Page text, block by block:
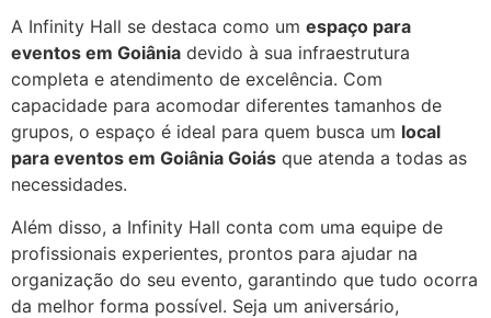
A Infinity Hall se destaca como um espaço para
eventos em Goiânia devido à sua infraestrutura
completa e atendimento de excelência. Com
capacidade para acomodar diferentes tamanhos de
grupos, o espaço é ideal para quem busca um local
para eventos em Goiânia Goiás que atenda a todas as
necessidades.
Além disso, a Infinity Hall conta com uma equipe de
profissionais experientes, prontos para ajudar na
organização do seu evento, garantindo que tudo ocorra
da melhor forma possível. Seja um aniversário,